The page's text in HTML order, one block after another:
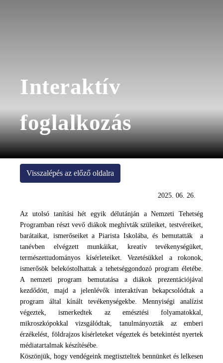
Interaktív
foglalkozás
Visszalépés az előző oldalra
2025. 06. 26.
Az utolsó tanítási hét egyik délutánján a Nemzeti Tehetség
Programban részt vevő diákok meghívták szüleiket, testvéreiket,
barátaikat, ismerőseiket a Piarista Iskolába, és bemutatták a
tanévben elvégzett munkáikat, kreatív tevékenységüket,
természettudományos kísérleteiket. Vezetésükkel a rokonok,
ismerősök belekóstolhattak a tehetséggondozó program életébe.
A nemzeti program bemutatása a diákok prezentációjával
kezdődött, majd a jelenlévők interaktívan bekapcsolódtak a
program által kínált tevékenységekbe. Mennyiségi analízist
végeztek, ismerkedtek az emésztési folyamatokkal,
mikroszkópokkal vizsgálódtak, tanulmányozták az emberi
érzékelést, földrajzos kísérleteket végeztek és betekintést nyertek
médiatartalmak készítésébe.
Köszönjük, hogy vendégeink megtiszteltek bennünket és lelkesen